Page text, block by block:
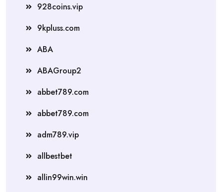
928coins.vip
9kpluss.com
ABA
ABAGroup2
abbet789.com
abbet789.com
adm789.vip
allbestbet
allin99win.win